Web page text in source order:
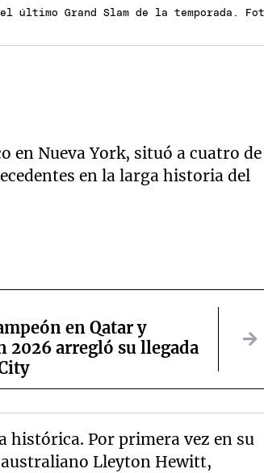
último Grand Slam de la temporada.
Nueva York, situó a cuatro de
en la larga historia del
en Qatar y
2026 arregló su llegada
histórica. Por primera vez en su
Lleyton Hewitt,